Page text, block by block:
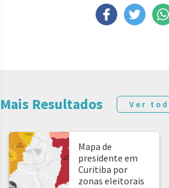
Mais Resultados Ver
Mapa de
presidente em
Curitiba por
zonas eleitorais